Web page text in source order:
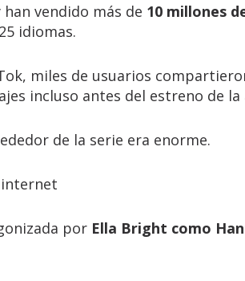
vendido más de 10 millones
idiomas.
miles de usuarios
incluso antes del estreno de la
de la serie era enorme.
internet
por Ella Bright como